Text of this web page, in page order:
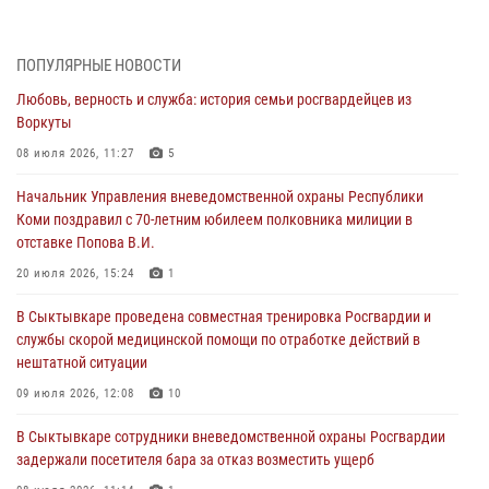
задержали необычного покупателя
20 июля 2026, 15:03
сотрудника вневедомственной охраны по Усть-Вымскому району
11 июля 2026, 16:00
В Сыктывкаре проведена совместная тренировка Росгвардии и
нештатной ситуации
09 июля 2026, 12:08
Любовь, верность и служба: история семьи росгвардейцев из
08 июля 2026, 11:27
ПОПУЛЯРНЫЕ НОВОСТИ
Любовь, верность и служба: история семьи росгвардейцев из
Воркуты
08 июля 2026, 11:27 5
Начальник Управления вневедомственной охраны Республики
Коми поздравил с 70-летним юбилеем полковника милиции в
отставке Попова В.И.
20 июля 2026, 15:24 1
В Сыктывкаре проведена совместная тренировка Росгвардии и
службы скорой медицинской помощи по отработке действий в
нештатной ситуации
09 июля 2026, 12:08 10
В Сыктывкаре сотрудники вневедомственной охраны Росгвардии
задержали посетителя бара за отказ возместить ущерб